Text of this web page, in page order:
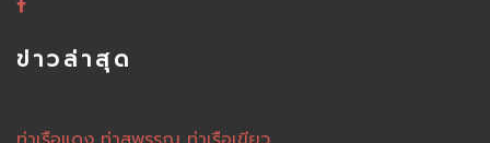
ข่าวล่าสุด